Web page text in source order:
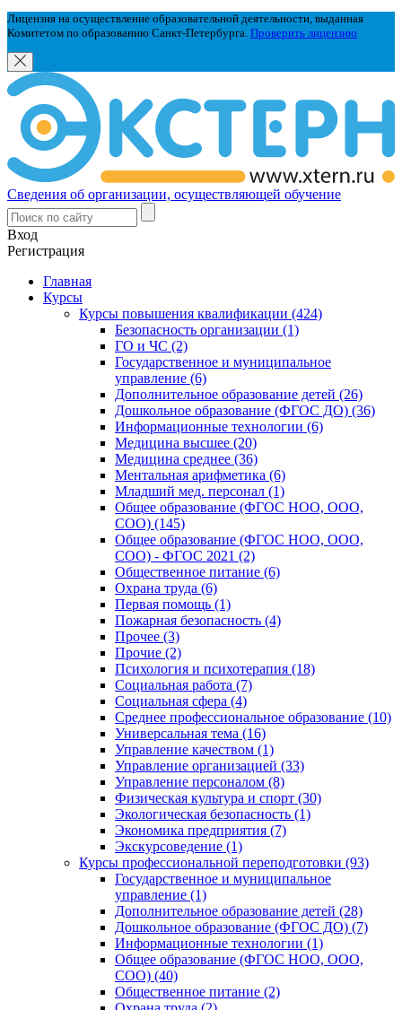
Лицензия на осуществление образовательной деятельности, выданная
Комитетом по образованию Санкт-Петербурга. Проверить лицензию
Сведения об организации, осуществляющей обучение
Вход
Регистрация
Главная
Курсы
Курсы повышения квалификации (424)
Безопасность организации (1)
ГО и ЧС (2)
Государственное и муниципальное
управление (6)
Дополнительное образование детей (26)
Дошкольное образование (ФГОС ДО) (36)
Информационные технологии (6)
Медицина высшее (20)
Медицина среднее (36)
Ментальная арифметика (6)
Младший мед. персонал (1)
Общее образование (ФГОС НОО, ООО,
СОО) (145)
Общее образование (ФГОС НОО, ООО,
СОО) - ФГОС 2021 (2)
Общественное питание (6)
Охрана труда (6)
Первая помощь (1)
Пожарная безопасность (4)
Прочее (3)
Прочие (2)
Психология и психотерапия (18)
Социальная работа (7)
Социальная сфера (4)
Среднее профессиональное образование (10)
Универсальная тема (16)
Управление качеством (1)
Управление организацией (33)
Управление персоналом (8)
Физическая культура и спорт (30)
Экологическая безопасность (1)
Экономика предприятия (7)
Экскурсоведение (1)
Курсы профессиональной переподготовки (93)
Государственное и муниципальное
управление (1)
Дополнительное образование детей (28)
Дошкольное образование (ФГОС ДО) (7)
Информационные технологии (1)
Общее образование (ФГОС НОО, ООО,
СОО) (40)
Общественное питание (2)